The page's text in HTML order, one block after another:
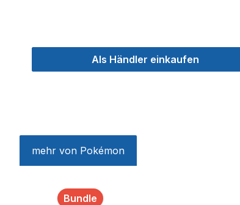
Als Händler einkaufen
mehr von Pokémon
Bundle